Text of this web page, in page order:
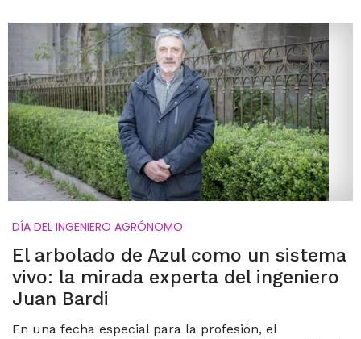
DÍA DEL INGENIERO AGRÓNOMO
El arbolado de Azul como un sistema
vivo: la mirada experta del ingeniero
Juan Bardi
En una fecha especial para la profesión, el